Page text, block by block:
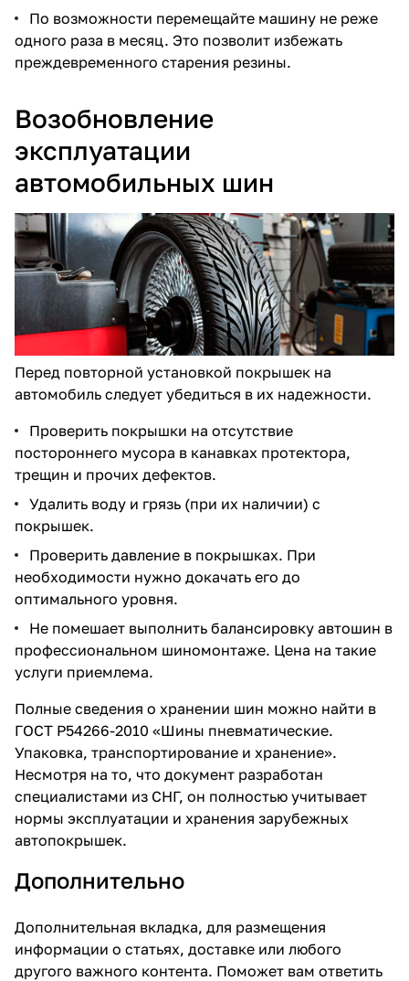
По возможности перемещайте машину не реже
одного раза в месяц. Это позволит избежать
преждевременного старения резины.
Возобновление
эксплуатации
автомобильных шин
Перед повторной установкой покрышек на
автомобиль следует убедиться в их надежности.
Проверить покрышки на отсутствие
постороннего мусора в канавках протектора,
трещин и прочих дефектов.
Удалить воду и грязь (при их наличии) с
покрышек.
Проверить давление в покрышках. При
необходимости нужно докачать его до
оптимального уровня.
Не помешает выполнить балансировку автошин в
профессиональном шиномонтаже. Цена на такие
услуги приемлема.
Полные сведения о хранении шин можно найти в
ГОСТ Р54266-2010 «Шины пневматические.
Упаковка, транспортирование и хранение».
Несмотря на то, что документ разработан
специалистами из СНГ, он полностью учитывает
нормы эксплуатации и хранения зарубежных
автопокрышек.
Дополнительно
Дополнительная вкладка, для размещения
информации о статьях, доставке или любого
другого важного контента. Поможет вам ответить